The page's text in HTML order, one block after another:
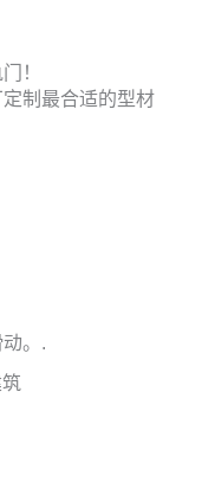
！
制最合适的型材
。.